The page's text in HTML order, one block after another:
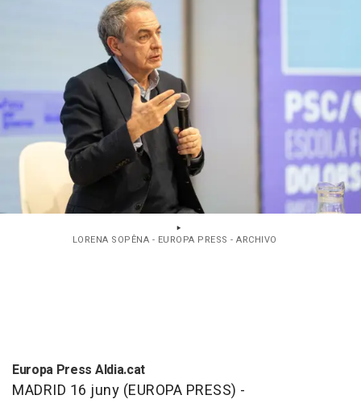
LORENA SOPÊNA - EUROPA PRESS - ARCHIVO
Europa Press Aldia.cat
MADRID 16 juny (EUROPA PRESS) -